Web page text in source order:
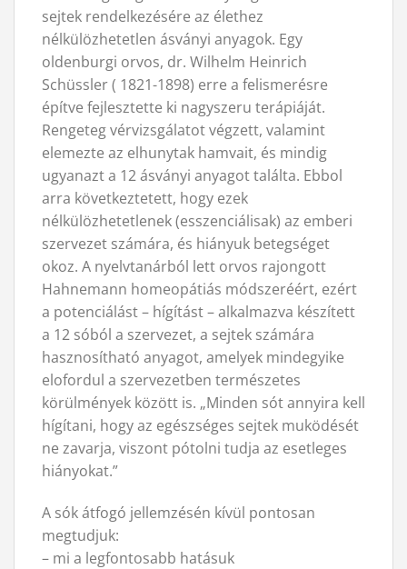
sejtek rendelkezésére az élethez
nélkülözhetetlen ásványi anyagok. Egy
oldenburgi orvos, dr. Wilhelm Heinrich
Schüssler ( 1821-1898) erre a felismerésre
építve fejlesztette ki nagyszeru terápiáját.
Rengeteg vérvizsgálatot végzett, valamint
elemezte az elhunytak hamvait, és mindig
ugyanazt a 12 ásványi anyagot találta. Ebbol
arra következtetett, hogy ezek
nélkülözhetetlenek (esszenciálisak) az emberi
szervezet számára, és hiányuk betegséget
okoz. A nyelvtanárból lett orvos rajongott
Hahnemann homeopátiás módszeréért, ezért
a potenciálást – hígítást – alkalmazva készített
a 12 sóból a szervezet, a sejtek számára
hasznosítható anyagot, amelyek mindegyike
elofordul a szervezetben természetes
körülmények között is. „Minden sót annyira kell
hígítani, hogy az egészséges sejtek muködését
ne zavarja, viszont pótolni tudja az esetleges
hiányokat.”
A sók átfogó jellemzésén kívül pontosan
megtudjuk:
– mi a legfontosabb hatásuk